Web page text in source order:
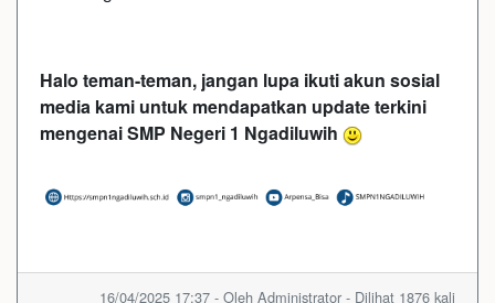
Halo teman-teman, jangan lupa ikuti akun sosial
media kami untuk mendapatkan update terkini
mengenai SMP Negeri 1 Ngadiluwih
16/04/2025 17:37 - Oleh Administrator - Dilihat 1876 kali